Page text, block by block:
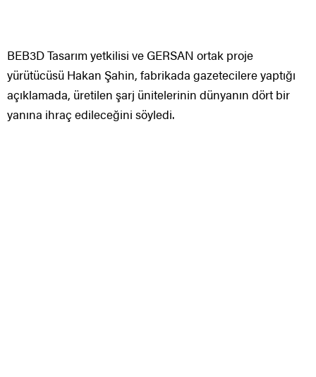
BEB3D Tasarım yetkilisi ve GERSAN ortak proje
yürütücüsü Hakan Şahin, fabrikada gazetecilere yaptığı
açıklamada, üretilen şarj ünitelerinin dünyanın dört bir
yanına ihraç edileceğini söyledi.